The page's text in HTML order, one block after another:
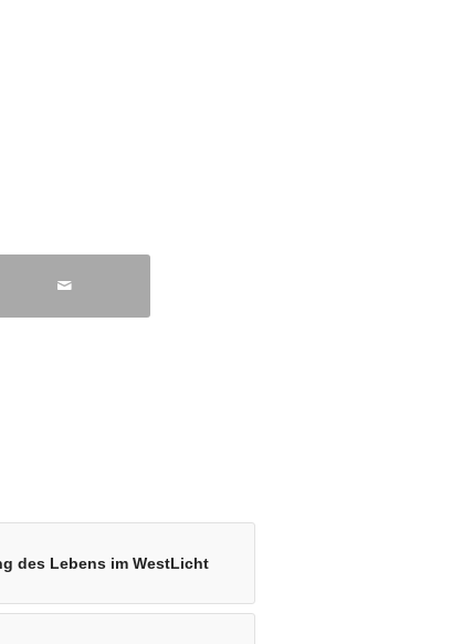
des Lebens im WestLicht